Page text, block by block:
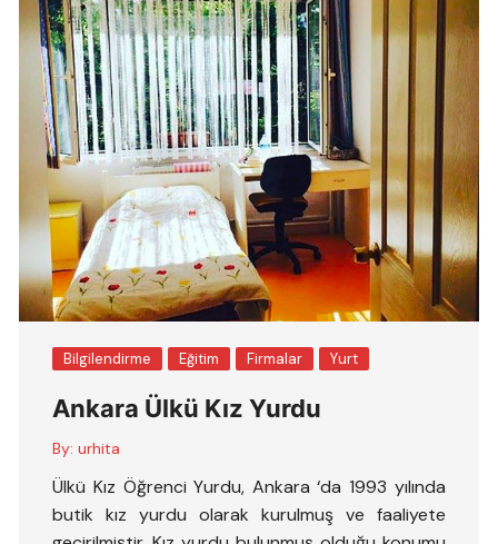
Bilgilendirme Eğitim Firmalar Yurt
Ankara Ülkü Kız Yurdu
By: urhita
Ülkü Kız Öğrenci Yurdu, Ankara ‘da 1993 yılında
butik kız yurdu olarak kurulmuş ve faaliyete